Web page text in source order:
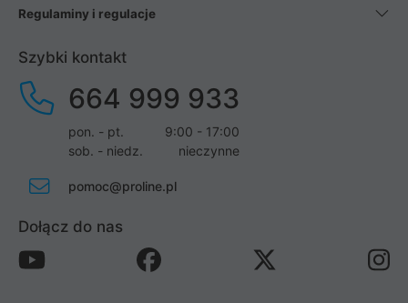
Regulaminy i regulacje
Szybki kontakt
664 999 933
pon. - pt.
9:00 - 17:00
sob. - niedz.
nieczynne
pomoc@proline.pl
Dołącz do nas